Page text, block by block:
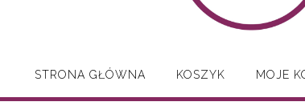
STRONA GŁÓWNA KOSZYK MOJE